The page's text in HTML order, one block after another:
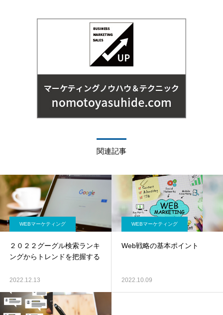
関連記事
WEBマーケティング
２０２２グーグル検索ランキ
ングからトレンドを把握する
2022.12.13
WEBマーケティング
Web戦略の基本ポイント
2022.10.09